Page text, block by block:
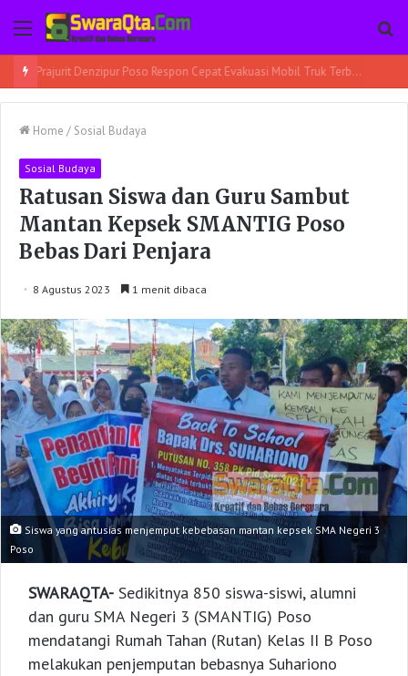
Menu
Home / Sosial Budaya
Sosial Budaya
Ratusan Siswa dan Guru Sambut
Mantan Kepsek SMANTIG Poso
Bebas Dari Penjara
8 Agustus 2023 1 menit dibaca
Siswa yang antusias menjemput kebebasan mantan kepsek SMA Negeri 3
Poso
SWARAQTA- Sedikitnya 850 siswa-siswi, alumni
dan guru SMA Negeri 3 (SMANTIG) Poso
mendatangi Rumah Tahan (Rutan) Kelas II B Poso
melakukan penjemputan bebasnya Suhariono